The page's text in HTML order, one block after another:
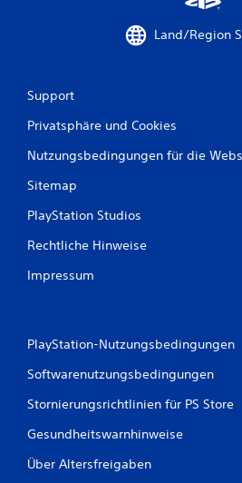
Land/Region
Support
Privatsphäre und Cookies
Nutzungsbedingungen für die
Sitemap
PlayStation Studios
Rechtliche Hinweise
Impressum
PlayStation-Nutzungsbedingungen
Softwarenutzungsbedingungen
Stornierungsrichtlinien für PS Store
Gesundheitswarnhinweise
Über Altersfreigaben